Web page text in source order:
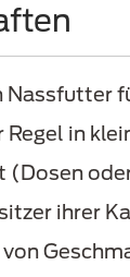
Nassfutter
Regel in
(Dosen
ihrer